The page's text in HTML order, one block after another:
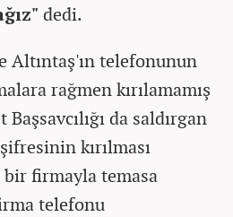
dedi.
Altıntaş'ın telefonunun
rağmen kırılamamış
da saldırgan
kırılması
firmayla temasa
telefonu